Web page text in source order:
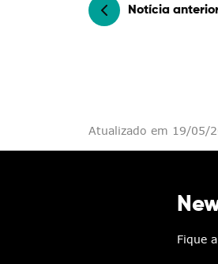
Notícia
Atualizado em 19/05/
Fique